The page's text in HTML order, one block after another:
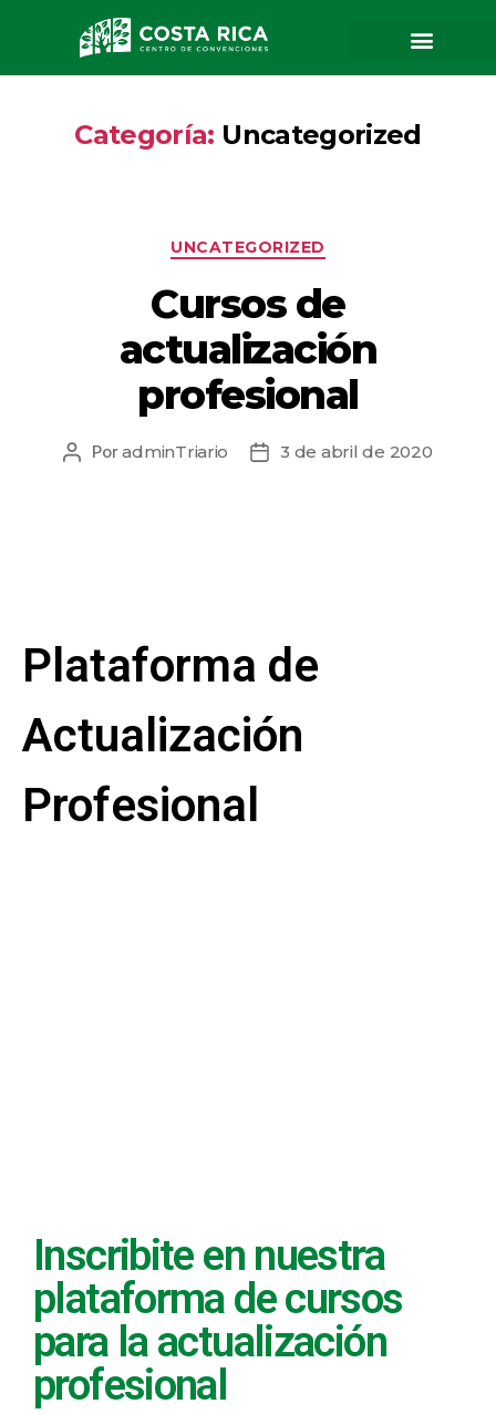
Categoría: Uncategorized
UNCATEGORIZED
Cursos de
actualización
profesional
PoradminTriario 3 de abril de 2020
Plataforma de
Actualización
Profesional
Inscribite en nuestra
plataforma de cursos
para la actualización
profesional